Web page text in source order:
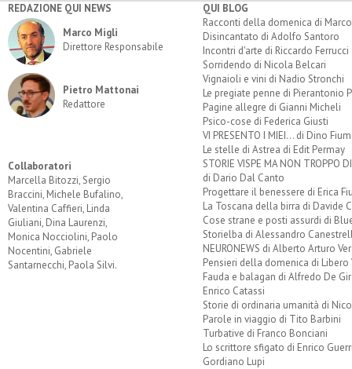
REDAZIONE QUI NEWS
Marco Migli
Direttore Responsabile
Pietro Mattonai
Redattore
Collaboratori
Marcella Bitozzi, Sergio
Braccini, Michele Bufalino,
Valentina Caffieri, Linda
Giuliani, Dina Laurenzi,
Monica Nocciolini, Paolo
Nocentini, Gabriele
Santarnecchi, Paola Silvi.
QUI BLOG
Racconti della domenica di
Disincantato di Adolfo Santoro
Incontri d'arte di Riccardo Ferrucci
Sorridendo di Nicola Belcari
Vignaioli e vini di Nadio Stronchi
Le pregiate penne di Pierantonio
Pagine allegre di Gianni Micheli
Psico-cose di Federica Giusti
VI PRESENTO I MIEI... di Dino
Le stelle di Astrea di Edit Permay
STORIE VISPE MA NON TROPPO
di Dario Dal Canto
Progettare il benessere di Erica
La Toscana della birra di Davide
Cose strane e posti assurdi di
Storielba di Alessandro
NEURONEWS di Alberto Arturo
Pensieri della domenica di Libero
Fauda e balagan di Alfredo De
Enrico Catassi
Storie di ordinaria umanità di
Parole in viaggio di Tito Barbini
Turbative di Franco Bonciani
Lo scrittore sfigato di Enrico
Gordiano Lupi